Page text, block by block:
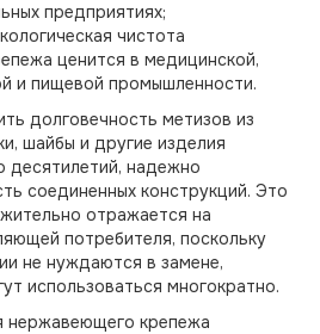
предприятиях;
чистота
ценится в медицинской,
и пищевой промышленности.
долговечность метизов из
шайбы и другие изделия
десятилетий, надежно
соединенных конструкций. Это
отражается на
потребителя, поскольку
не нуждаются в замене,
использоваться многократно.
нержавеющего крепежа